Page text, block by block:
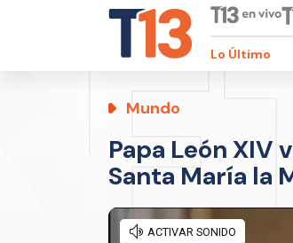
Lo Último
Mundo
Papa León XIV
Santa María la